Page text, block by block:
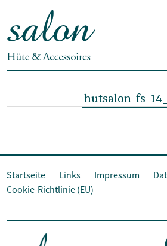
hutsalon-fs-
Startseite Links Impressum
Cookie-Richtlinie (EU)